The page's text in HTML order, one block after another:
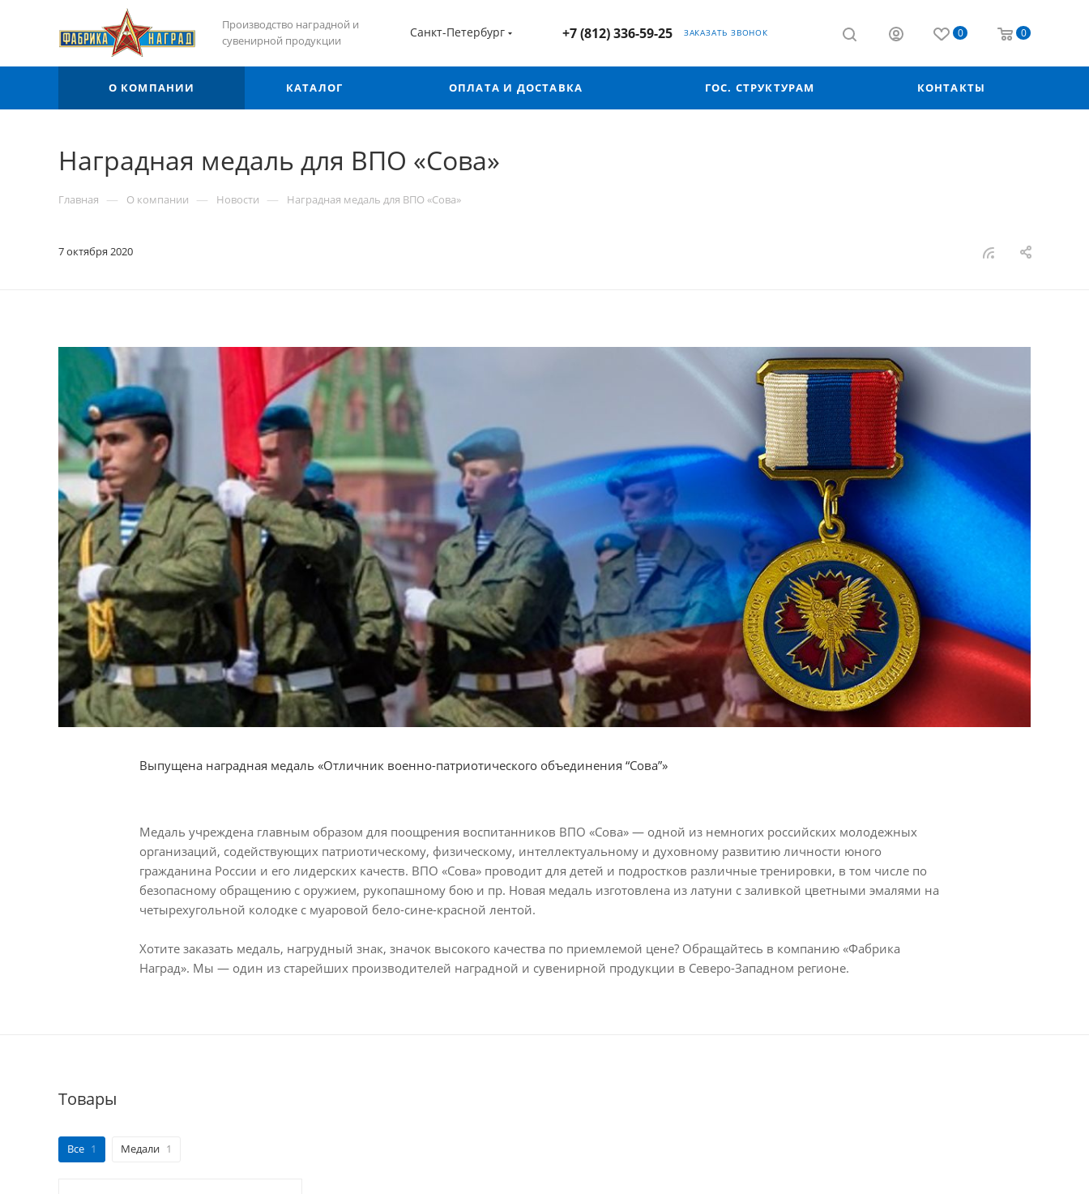
Производство наградной и
сувенирной продукции
Санкт-Петербург +7 (812) 336-59-25 ЗАКАЗАТЬ ЗВОНОК 0 0
О КОМПАНИИ КАТАЛОГ ОПЛАТА И ДОСТАВКА ГОС. СТРУКТУРАМ КОНТАКТЫ
Наградная медаль для ВПО «Сова»
Главная — О компании — Новости — Наградная медаль для ВПО «Сова»
7 октября 2020
Выпущена наградная медаль «Отличник военно-патриотического объединения “Сова”»
Медаль учреждена главным образом для поощрения воспитанников ВПО «Сова» — одной из немногих российских молодежных
организаций, содействующих патриотическому, физическому, интеллектуальному и духовному развитию личности юного
гражданина России и его лидерских качеств. ВПО «Сова» проводит для детей и подростков различные тренировки, в том числе по
безопасному обращению с оружием, рукопашному бою и пр. Новая медаль изготовлена из латуни с заливкой цветными эмалями на
четырехугольной колодке с муаровой бело-сине-красной лентой.
Хотите заказать медаль, нагрудный знак, значок высокого качества по приемлемой цене? Обращайтесь в компанию «Фабрика
Наград». Мы — один из старейших производителей наградной и сувенирной продукции в Северо-Западном регионе.
Товары
Все 1 Медали 1